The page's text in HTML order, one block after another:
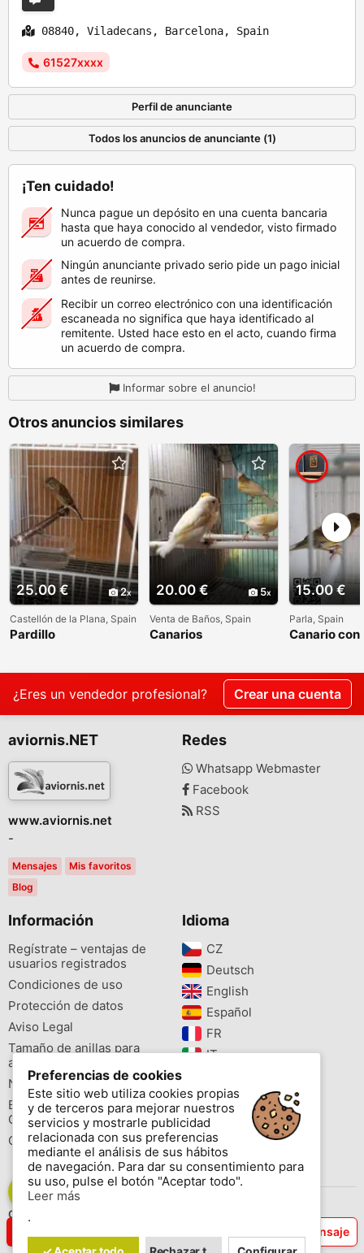
08840, Viladecans, Barcelona, Spain
61527xxxx
Perfil de anunciante
Todos los anuncios de anunciante (1)
¡Ten cuidado!
Nunca pague un depósito en una cuenta bancaria
hasta que haya conocido al vendedor, visto firmado
un acuerdo de compra.
Ningún anunciante privado serio pide un pago inicial
antes de reunirse.
Recibir un correo electrónico con una identificación
escaneada no significa que haya identificado al
remitente. Usted hace esto en el acto, cuando firma
un acuerdo de compra.
Informar sobre el anuncio!
Otros anuncios similares
25.00 € 2
Castellón de la Plana, Spain
Pardillo
20.00 € 5
Venta de Baños, Spain
Canarios
15.00 €
Parla, Spain
Canario con
Enviar mensaje
¿Eres un vendedor profesional? Crear una cuenta
aviornis.NET
www.aviornis.net
-
Mensajes
Mis favoritos
Blog
Redes
Whatsapp Webmaster
Facebook
RSS
Información
Regístrate – ventajas de
usuarios registrados
Condiciones de uso
Protección de datos
Aviso Legal
Tamaño de anillas para
aves
Newsletter
Buscador de especies
Cites
Colores de las anillas
Idioma
CZ‎
Deutsch‎
English‎
Español‎
FR‎
IT‎
PL‎
PT‎
Preferencias de cookies
Este sitio web utiliza cookies propias
y de terceros para mejorar nuestros
servicios y mostrarle publicidad
relacionada con sus preferencias
mediante el análisis de sus hábitos
de navegación. Para dar su consentimiento para
su uso, pulse el botón "Aceptar todo".
Leer más
.
Contáctenos